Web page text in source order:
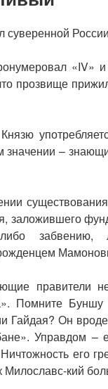
суверенной России
«IV»
прозвище
значении –
заложившего
забвению,
правители
Помните Буншу
Гайдая? Он
Управдом –
его
кий